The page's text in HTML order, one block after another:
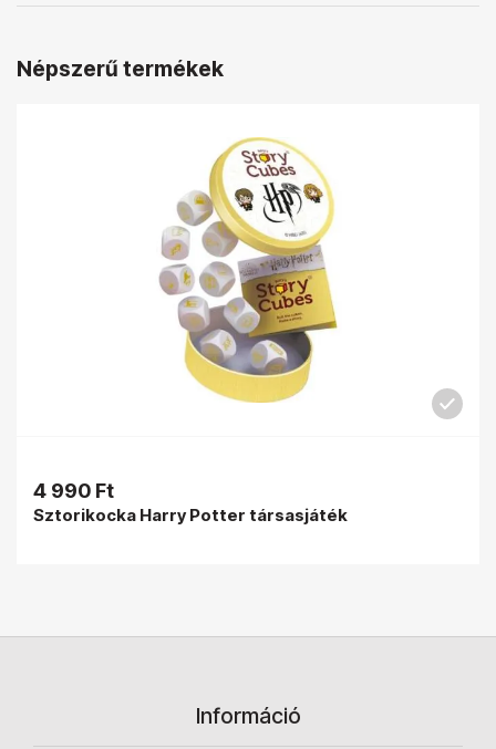
Népszerű termékek
4 990 Ft
Sztorikocka Harry Potter társasjáték
Információ